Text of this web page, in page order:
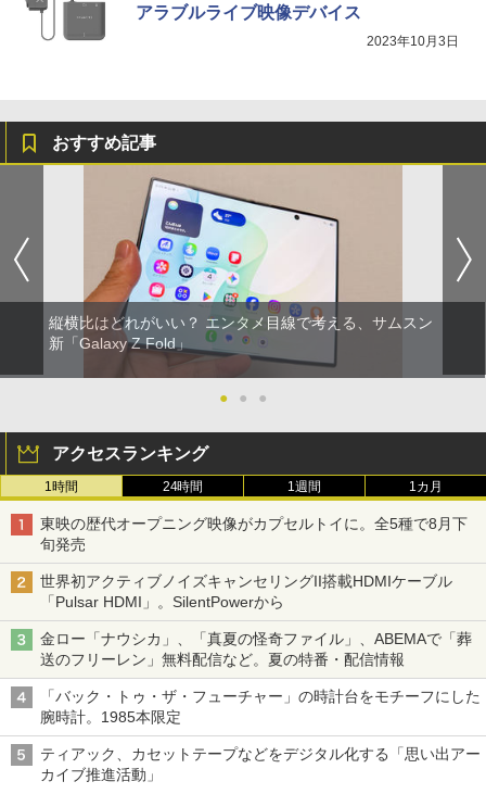
アラブルライブ映像デバイス
2023年10月3日
おすすめ記事
縦横比はどれがいい？ エンタメ目線で考える、サムスン
新「Galaxy Z Fold」
● ● ●
アクセスランキング
1時間 24時間 1週間 1カ月
東映の歴代オープニング映像がカプセルトイに。全5種で8月下
旬発売
世界初アクティブノイズキャンセリングII搭載HDMIケーブル
「Pulsar HDMI」。SilentPowerから
金ロー「ナウシカ」、「真夏の怪奇ファイル」、ABEMAで「葬
送のフリーレン」無料配信など。夏の特番・配信情報
「バック・トゥ・ザ・フューチャー」の時計台をモチーフにした
腕時計。1985本限定
ティアック、カセットテープなどをデジタル化する「思い出アー
カイブ推進活動」